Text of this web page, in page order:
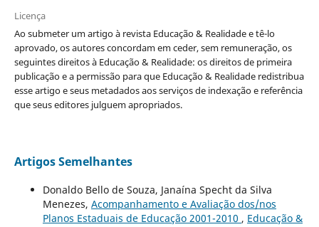
Licença
Ao submeter um artigo à revista Educação & Realidade e tê-lo
aprovado, os autores concordam em ceder, sem remuneração, os
seguintes direitos à Educação & Realidade: os direitos de primeira
publicação e a permissão para que Educação & Realidade redistribua
esse artigo e seus metadados aos serviços de indexação e referência
que seus editores julguem apropriados.
Artigos Semelhantes
Donaldo Bello de Souza, Janaína Specht da Silva
Menezes, Acompanhamento e Avaliação dos/nos
Planos Estaduais de Educação 2001-2010 , Educação &